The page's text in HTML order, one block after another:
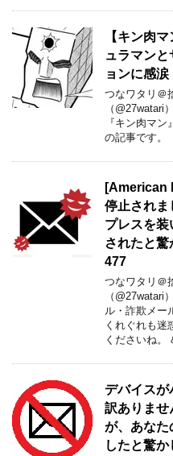
【キン肉
ュラマン
ョンに感涙
つなワタリ＠
（
『キン肉マ
の記事です
[American
停止されま
プレスを装
されたと
477
つなワタリ＠
（@27watari
ル・詐欺メー
くれぐれも迷
くださいね
デバイスが
訳ありませ
が、あなた
したと驚